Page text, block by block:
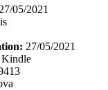
27/05/2021
27/05/2021